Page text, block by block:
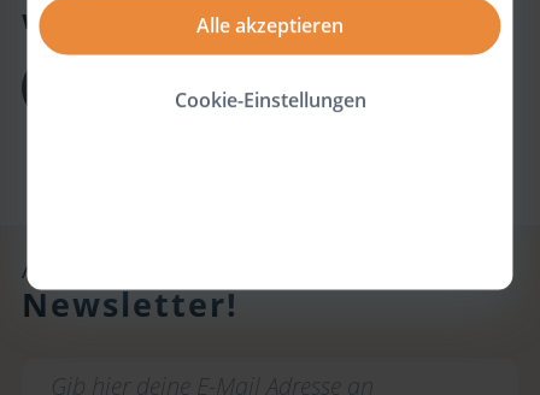
Alle akzeptieren
Cookie-Einstellungen
war“
Anastasia Umrik
Abonniere unseren
Newsletter!